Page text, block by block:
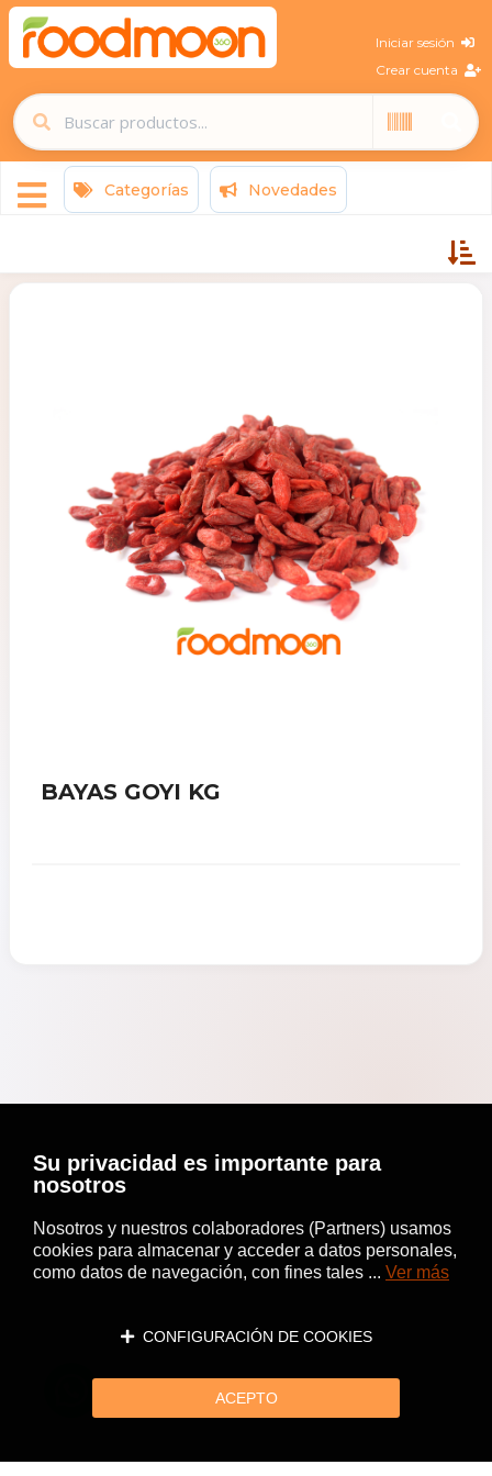
Iniciar sesión
Crear cuenta
Categorías Novedades
BAYAS GOYI KG
Su privacidad es importante para
nosotros
Nosotros y nuestros colaboradores (Partners) usamos
cookies para almacenar y acceder a datos personales,
como datos de navegación, con fines tales ... Ver más
CONFIGURACIÓN DE COOKIES
ACEPTO